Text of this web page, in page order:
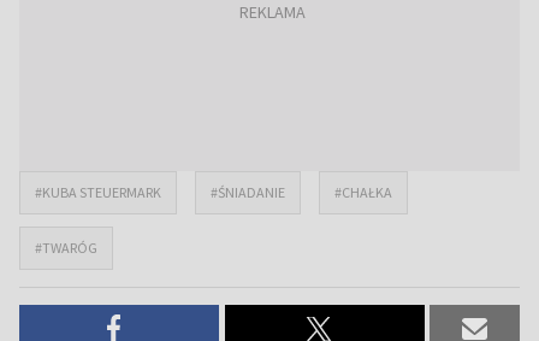
#KUBA STEUERMARK #ŚNIADANIE #CHAŁKA
#TWARÓG